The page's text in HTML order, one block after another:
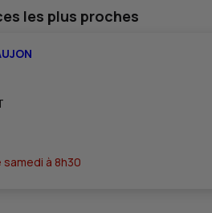
les plus proches
samedi à 8h30